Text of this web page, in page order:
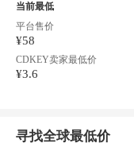
当前最低
平台售价
¥58
CDKEY卖家最低价
¥3.6
寻找全球最低价